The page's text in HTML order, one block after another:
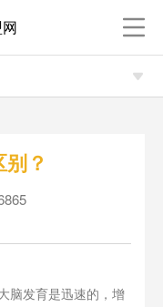
？
脑发育是迅速的，增